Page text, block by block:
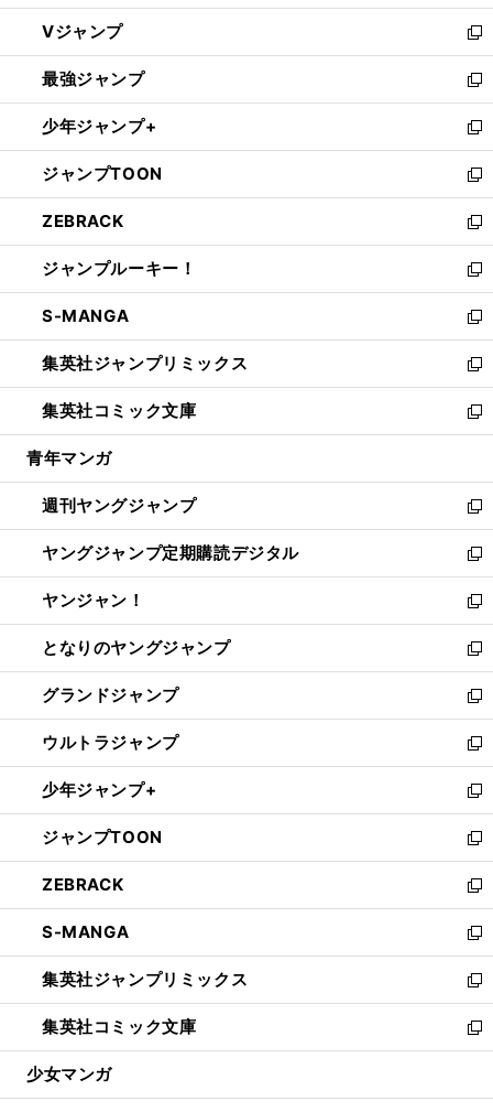
ウ
ィ
ン
ド
ウ
で
開
く
し
い
ウ
ィ
ン
ド
ウ
で
開
く
Vジャンプ
新
し
い
ウ
ィ
ン
ド
ウ
で
開
く
最強ジャンプ
新
し
い
ウ
ィ
ン
ド
ウ
で
開
く
少年ジャンプ+
新
し
い
ウ
ィ
ン
ド
ウ
で
開
く
ジャンプTOON
新
し
い
ウ
ィ
ン
ド
ウ
で
開
く
ZEBRACK
新
し
い
ウ
ィ
ン
ド
ウ
で
開
ジャンプルーキー！
新
し
い
ウ
ィ
ン
ド
ウ
開
く
S-MANGA
新
し
い
ウ
ィ
ン
ウ
で
開
く
集英社ジャンプリミックス
新
し
い
ウ
ン
ド
ウ
で
開
く
集英社コミック文庫
新
し
ウ
ィ
ン
ド
ウ
で
開
く
青年マンガ
週刊ヤングジャンプ
新
し
い
ウ
ィ
ン
ド
ウ
で
開
く
ヤングジャンプ定期購読デジタル
新
し
い
ウ
ィ
ン
ド
ウ
で
開
く
ヤンジャン！
新
し
い
ウ
ィ
ン
ド
ウ
で
開
く
となりのヤングジャンプ
新
し
い
ウ
ィ
ン
ド
ウ
で
開
く
グランドジャンプ
新
し
い
ウ
ィ
ン
ド
ウ
で
開
く
ウルトラジャンプ
新
し
い
ウ
ィ
ン
ド
ウ
で
開
く
少年ジャンプ+
新
し
い
ウ
ィ
ン
ド
ウ
で
開
く
ジャンプTOON
新
し
い
ウ
ィ
ン
ド
ウ
で
開
ZEBRACK
新
し
い
ウ
ィ
ン
ド
ウ
開
S-MANGA
新
し
い
ウ
ィ
ン
ウ
集英社ジャンプリミックス
新
し
い
ウ
ン
集英社コミック文庫
新
し
ウ
少女マンガ